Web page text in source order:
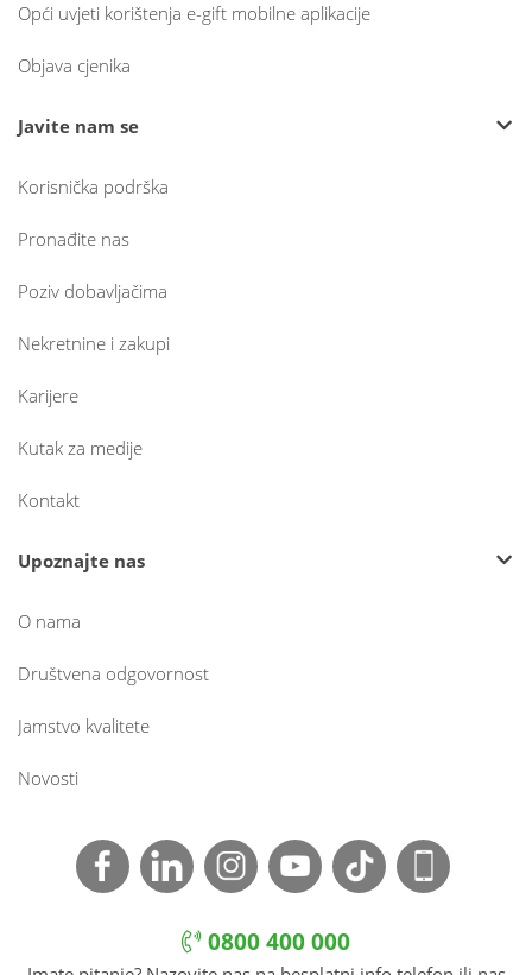
Opći uvjeti korištenja e-gift mobilne aplikacije
Objava cjenika
Javite nam se
Korisnička podrška
Pronađite nas
Poziv dobavljačima
Nekretnine i zakupi
Karijere
Kutak za medije
Kontakt
Upoznajte nas
O nama
Društvena odgovornost
Jamstvo kvalitete
Novosti
0800 400 000